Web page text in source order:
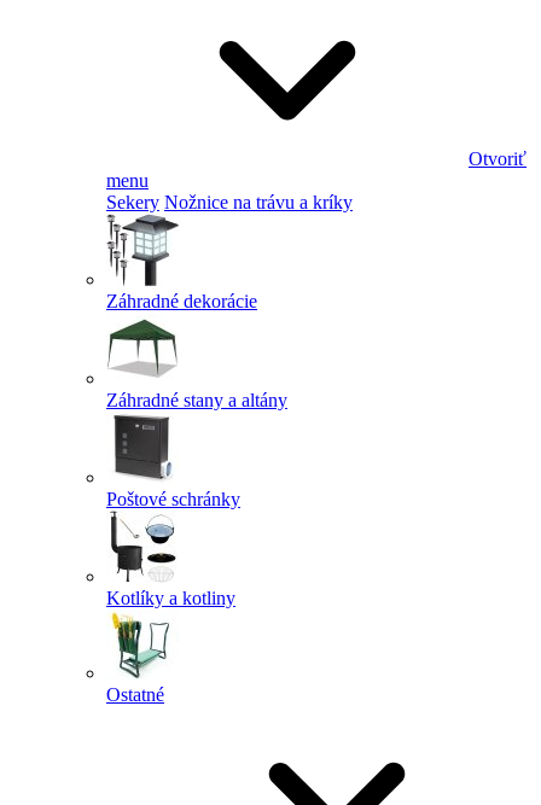
Otvoriť
menu
Sekery Nožnice na trávu a kríky
Záhradné dekorácie
Záhradné stany a altány
Poštové schránky
Kotlíky a kotliny
Ostatné